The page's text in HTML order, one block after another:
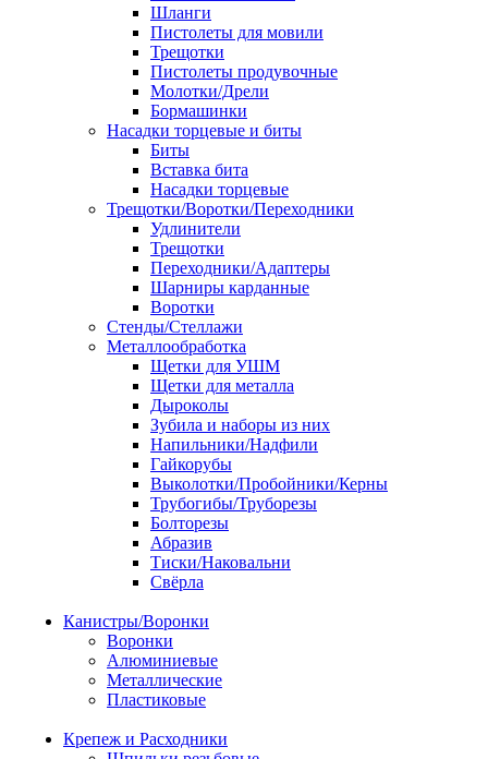
Шланги
Пистолеты для мовили
Трещотки
Пистолеты продувочные
Молотки/Дрели
Бормашинки
Насадки торцевые и биты
Биты
Вставка бита
Насадки торцевые
Трещотки/Воротки/Переходники
Удлинители
Трещотки
Переходники/Адаптеры
Шарниры карданные
Воротки
Стенды/Стеллажи
Металлообработка
Щетки для УШМ
Щетки для металла
Дыроколы
Зубила и наборы из них
Напильники/Надфили
Гайкорубы
Выколотки/Пробойники/Керны
Трубогибы/Труборезы
Болторезы
Абразив
Тиски/Наковальни
Свёрла
Канистры/Воронки
Воронки
Алюминиевые
Металлические
Пластиковые
Крепеж и Расходники